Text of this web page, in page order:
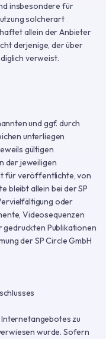
insbesondere für
solcherart
allein der Anbieter
derjenige, der über
verweist.
und ggf. durch
unterliegen
gültigen
der jeweiligen
für veröffentlichte, von
bleibt allein bei der SP
oder
Videosequenzen
Publikationen
der SP Circle GmbH
Internetangebotes zu
wurde. Sofern